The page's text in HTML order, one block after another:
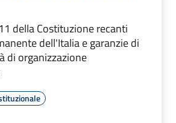
della Costituzione recanti
dell'Italia e garanzie di
di organizzazione